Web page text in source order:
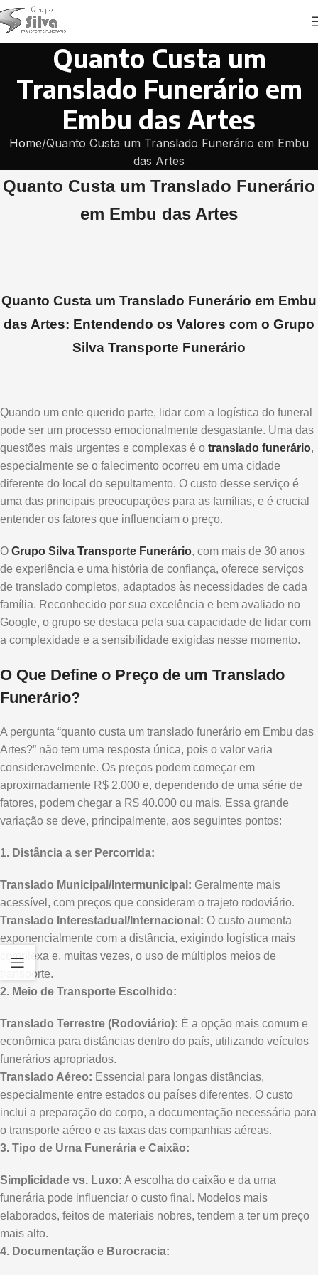
Quanto Custa um
Translado Funerário em
Embu das Artes
Home Quanto Custa um Translado Funerário em Embu
das Artes
Quanto Custa um Translado Funerário
em Embu das Artes
Quanto Custa um Translado Funerário em Embu
das Artes: Entendendo os Valores com o Grupo
Silva Transporte Funerário
Quando um ente querido parte, lidar com a logística do funeral
pode ser um processo emocionalmente desgastante. Uma das
questões mais urgentes e complexas é o translado funerário,
especialmente se o falecimento ocorreu em uma cidade
diferente do local do sepultamento. O custo desse serviço é
uma das principais preocupações para as famílias, e é crucial
entender os fatores que influenciam o preço.
O Grupo Silva Transporte Funerário, com mais de 30 anos
de experiência e uma história de confiança, oferece serviços
de translado completos, adaptados às necessidades de cada
família. Reconhecido por sua excelência e bem avaliado no
Google, o grupo se destaca pela sua capacidade de lidar com
a complexidade e a sensibilidade exigidas nesse momento.
O Que Define o Preço de um Translado
Funerário?
A pergunta “quanto custa um translado funerário em Embu das
Artes?” não tem uma resposta única, pois o valor varia
consideravelmente. Os preços podem começar em
aproximadamente R$ 2.000 e, dependendo de uma série de
fatores, podem chegar a R$ 40.000 ou mais. Essa grande
variação se deve, principalmente, aos seguintes pontos:
1. Distância a ser Percorrida:
Translado Municipal/Intermunicipal: Geralmente mais
acessível, com preços que consideram o trajeto rodoviário.
Translado Interestadual/Internacional: O custo aumenta
exponencialmente com a distância, exigindo logística mais
complexa e, muitas vezes, o uso de múltiplos meios de
transporte.
2. Meio de Transporte Escolhido:
Translado Terrestre (Rodoviário): É a opção mais comum e
econômica para distâncias dentro do país, utilizando veículos
funerários apropriados.
Translado Aéreo: Essencial para longas distâncias,
especialmente entre estados ou países diferentes. O custo
inclui a preparação do corpo, a documentação necessária para
o transporte aéreo e as taxas das companhias aéreas.
3. Tipo de Urna Funerária e Caixão:
Simplicidade vs. Luxo: A escolha do caixão e da urna
funerária pode influenciar o custo final. Modelos mais
elaborados, feitos de materiais nobres, tendem a ter um preço
mais alto.
4. Documentação e Burocracia: